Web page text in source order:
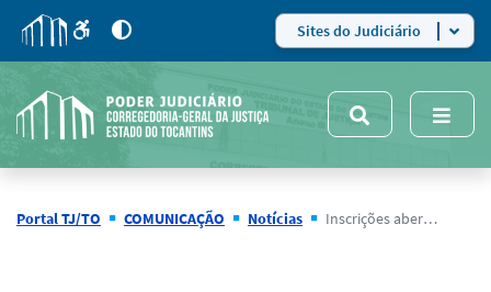
para
4
site
5
modo
de
contraste
Sites do Judiciário
Portal TJ/TO COMUNICAÇÃO Notícias Inscrições abertas: Esmat promove curso sobre relações raciais e atuação judicial antirracista